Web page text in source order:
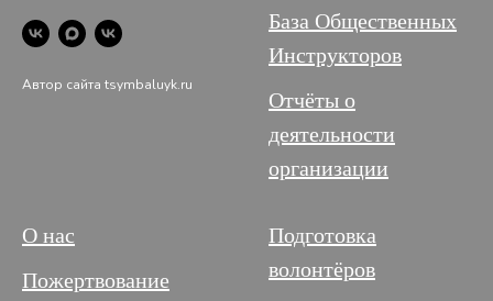
Автор сайта tsymbaluyk.ru
База Общественных
Инструкторов
Отчёты о
деятельности
организации
О нас
Пожертвование
Подготовка
волонтёров